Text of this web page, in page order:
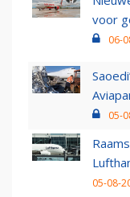
voor
06-
05-
05-08-